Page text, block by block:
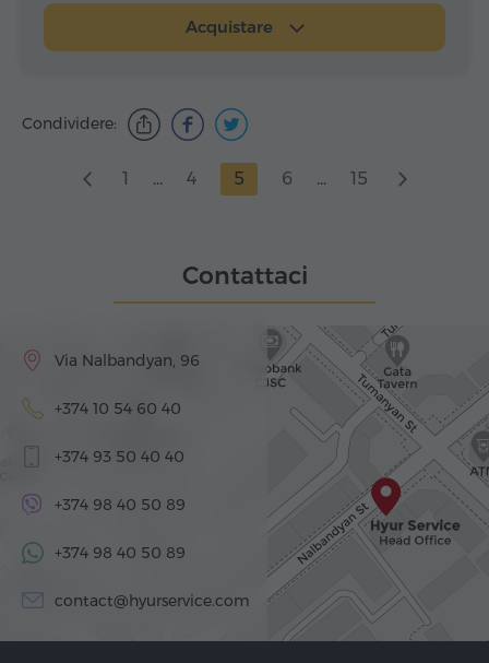
Acquistare
Condividere:
1 ... 4 5 6 ... 15
Contattaci
Via Nalbandyan, 96
+374 10 54 60 40
+374 93 50 40 40
+374 98 40 50 89
+374 98 40 50 89
contact@hyurservice.com